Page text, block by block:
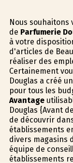
Nous souhaitons
de Parfumerie
à votre
d'articles de
réaliser des
Certainement
Douglas a créé
pour tous les
Avantage
Douglas {Avant
de découvrir
établissements
divers magasins
équipe de
établissements